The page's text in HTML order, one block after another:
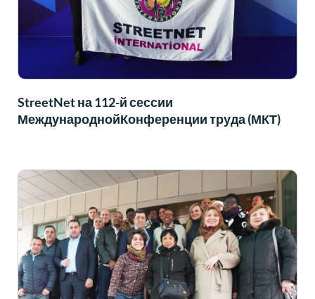
StreetNet на 112-й сессии
МеждународнойКонференции труда (МКТ)